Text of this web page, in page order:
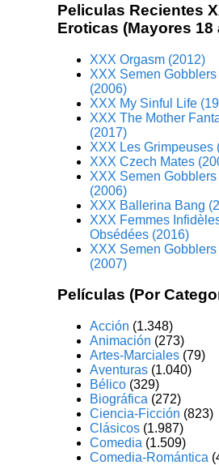
Peliculas Recientes
Eroticas (Mayores 18
XXX Orgasm (2012)
XXX Semen Gobblers
(2006)
XXX My Sinful Life
XXX The Mother
(2017)
XXX Les Grimpeuses
XXX Czech Mates
XXX Semen Gobblers
(2006)
XXX Ballerina Bang
XXX Femmes
Obsédées (2016)
XXX Semen Gobblers
(2007)
Películas (Por
Acción (1.348)
Animación (273)
Artes-Marciales (79)
Aventuras (1.040)
Bélico (329)
Biográfica (272)
Ciencia-Ficción (823)
Clásicos (1.987)
Comedia (1.509)
Comedia-Romántica